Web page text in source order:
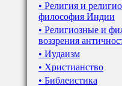
• Религия и
философия Индии
• Религиозные и
воззрения
• Иудаизм
• Христианство
• Библеистика